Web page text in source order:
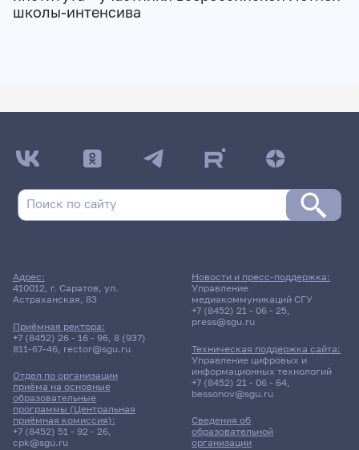
школы-интенсива
Адрес:
410012, г. Саратов, ул.
Астраханская, 83
Приёмная ректора:
+7 (8452) 26 - 16 - 96, 8 (937)
811-67-46, rector@sgu.ru
Отдел по организации
приёма на основные
образовательные
программы (Центральная
приёмная комиссия):
+7 (8452) 51 - 92 - 26,
cpk@sgu.ru
Сведения об
образовательной
организации
Новости и пресс-поддержка:
Управление
медиакоммуникаций СГУ
+7 (8452) 21 - 06 - 25,
press@sgu.ru
Техническая поддержка сайта:
Управление цифровых и
информационных технологий
+7 (8452) 21 - 06 - 64,
bessonov@sgu.ru